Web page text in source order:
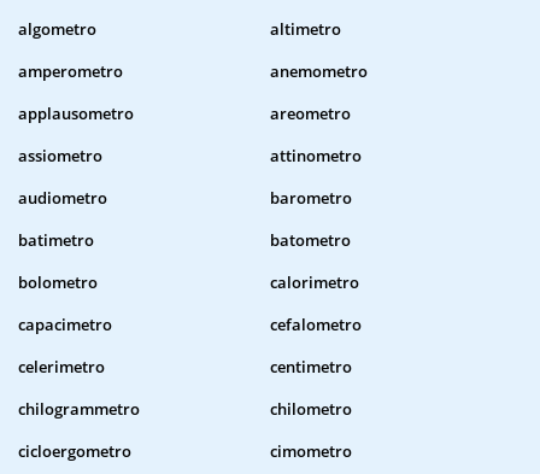
algometro
altimetro
amperometro
anemometro
applausometro
areometro
assiometro
attinometro
audiometro
barometro
batimetro
batometro
bolometro
calorimetro
capacimetro
cefalometro
celerimetro
centimetro
chilogrammetro
chilometro
cicloergometro
cimometro